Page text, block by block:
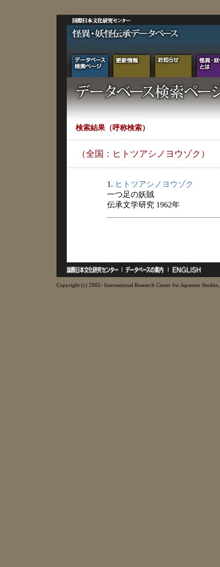
検索結果（呼称検索）
（全国：ヒトツアシノヨウゾク）
1. ヒトツアシノヨウゾク
一つ足の妖賊
伝承文学研究 1962年
Copyright (c) 2002- International Research Center for Japanese